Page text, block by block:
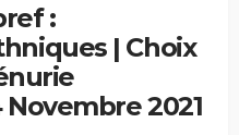
:
| Choix
Novembre 2021